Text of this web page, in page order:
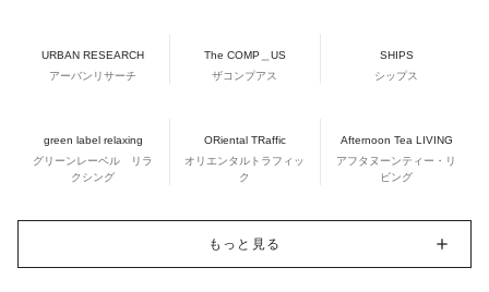
URBAN RESEARCH
アーバンリサーチ
The COMP＿US
ザコンプアス
SHIPS
シップス
green label relaxing
グリーンレーベル リラ
クシング
ORiental TRaffic
オリエンタルトラフィッ
ク
Afternoon Tea LIVING
アフタヌーンティー・リ
ビング
もっと見る